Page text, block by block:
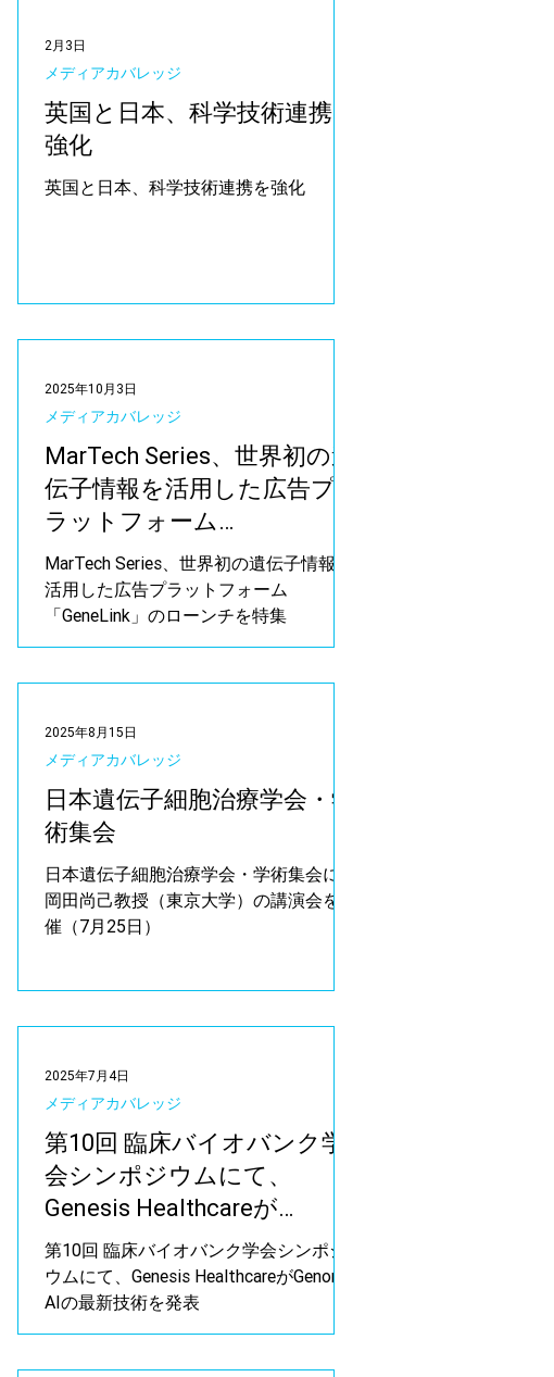
英国と日本、科学技術連携を
強化
英国と日本、科学技術連携を強化
メディアカバレッジ
2月3日
MarTech Series、世界初の遺
伝子情報を活用した広告プ
ラットフォーム
「GeneLink」のローンチを
特集
MarTech Series、世界初の遺伝子情報を
活用した広告プラットフォーム
「GeneLink」のローンチを特集
メディアカバレッジ
2025年10月3日
日本遺伝子細胞治療学会・学
術集会
日本遺伝子細胞治療学会・学術集会にて
岡田尚己教授（東京大学）の講演会を共
催（7月25日）
メディアカバレッジ
2025年8月15日
第10回 臨床バイオバンク学
会シンポジウムにて、
Genesis Healthcareが
Genomic AIの最新技術を発
表
第10回 臨床バイオバンク学会シンポジ
ウムにて、Genesis HealthcareがGenomic
AIの最新技術を発表
メディアカバレッジ
2025年7月4日